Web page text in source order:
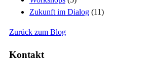
Zukunft im Dialog (11)
Zurück zum Blog
Kontakt